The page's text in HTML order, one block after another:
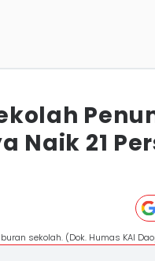
Naik 21
sekolah. (Dok. Humas KAI